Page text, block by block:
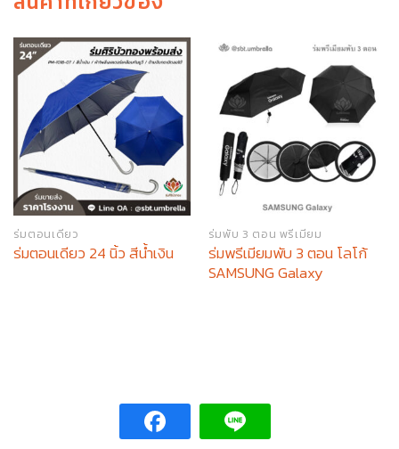
ร่มตอนเดียว
ร่มตอนเดียว 24 นิ้ว สีน้ำเงิน
ร่มพับ 3 ตอน พรีเมียม
ร่มพรีเมียมพับ 3 ตอน โลโก้
SAMSUNG Galaxy